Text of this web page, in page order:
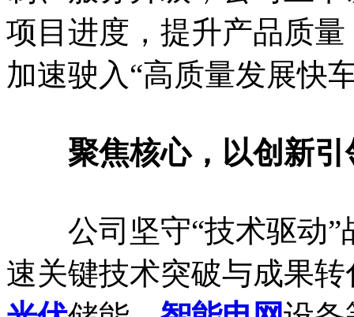
项目进度，提升产品质
加速驶入“高质量发展快
聚焦核心，以创新引
公司坚守“技术驱动”
速关键技术突破与成果